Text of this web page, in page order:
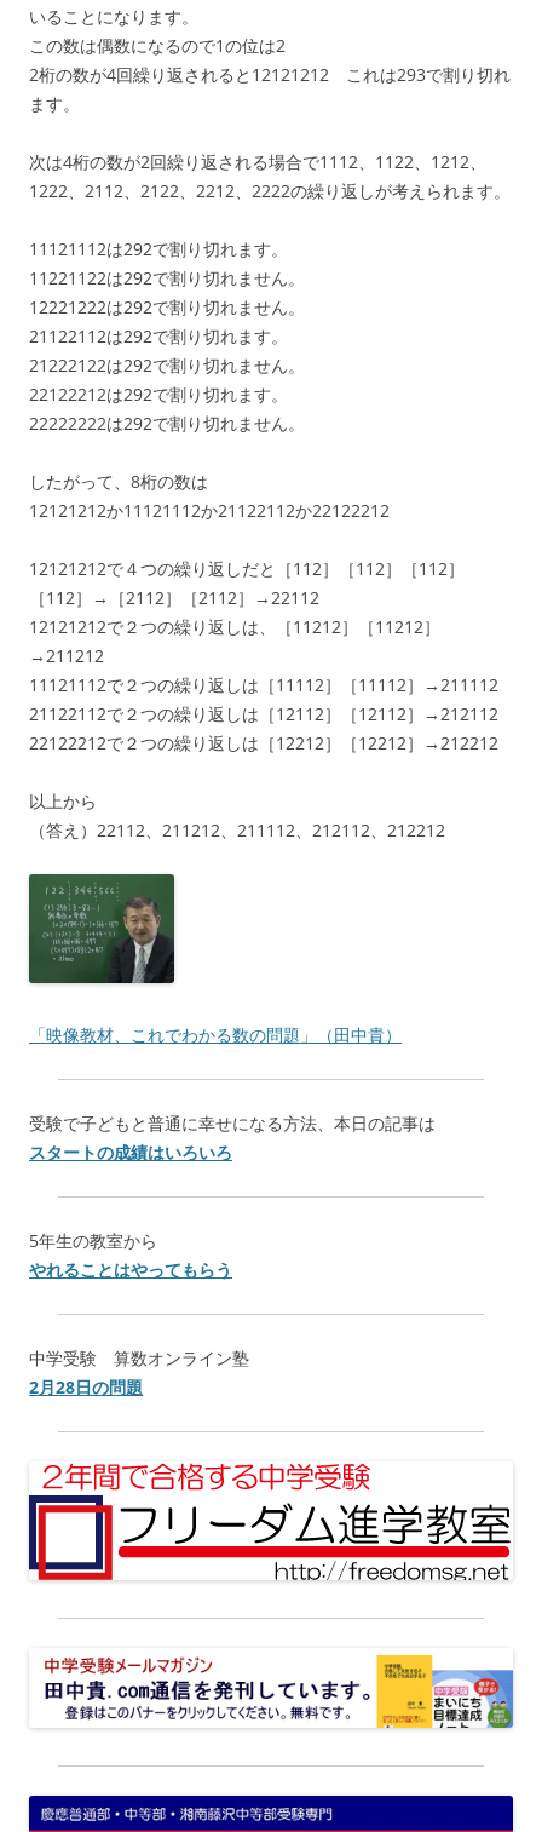
いることになります。
この数は偶数になるので1の位は2
2桁の数が4回繰り返されると12121212 これは293で割り切れ
ます。
次は4桁の数が2回繰り返される場合で1112、1122、1212、
1222、2112、2122、2212、2222の繰り返しが考えられます。
11121112は292で割り切れます。
11221122は292で割り切れません。
12221222は292で割り切れません。
21122112は292で割り切れます。
21222122は292で割り切れません。
22122212は292で割り切れます。
22222222は292で割り切れません。
したがって、8桁の数は
12121212か11121112か21122112か22122212
12121212で４つの繰り返しだと［112］［112］［112］
［112］→［2112］［2112］→22112
12121212で２つの繰り返しは、［11212］［11212］
→211212
11121112で２つの繰り返しは［11112］［11112］→211112
21122112で２つの繰り返しは［12112］［12112］→212112
22122212で２つの繰り返しは［12212］［12212］→212212
以上から
（答え）22112、211212、211112、212112、212212
「映像教材、これでわかる数の問題」（田中貴）
受験で子どもと普通に幸せになる方法、本日の記事は
スタートの成績はいろいろ
5年生の教室から
やれることはやってもらう
中学受験 算数オンライン塾
2月28日の問題